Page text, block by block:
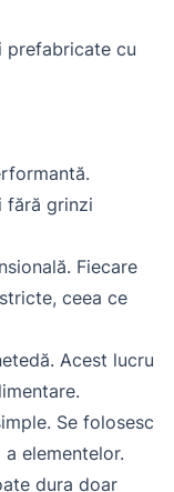
prefabricate cu
fără grinzi
Fiecare
ceea ce
Acest lucru
Se folosesc
elementelor.
dura doar